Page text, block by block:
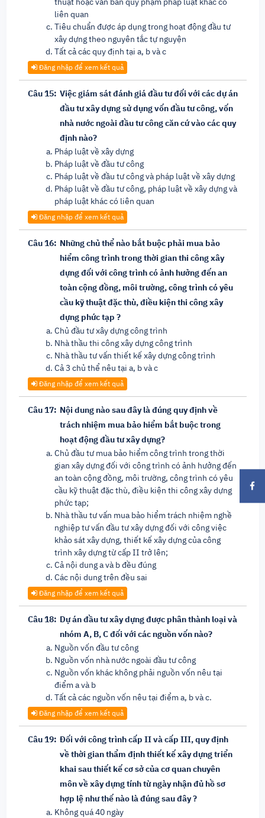
liên quan
Tiêu chuẩn được áp dụng trong hoạt động đầu tư
xây dựng theo nguyên tắc tự nguyện
Tất cả các quy định tại a, b và c
Đăng nhập để xem kết quả
Câu 15: Việc giám sát đánh giá đầu tư đối với các dự án
đầu tư xây dựng sử dụng vốn đầu tư công, vốn
nhà nước ngoài đầu tư công căn cứ vào các quy
định nào?
Pháp luật về xây dựng
Pháp luật về đầu tư công
Pháp luật về đầu tư công và pháp luật về xây dựng
Pháp luật về đầu tư công, pháp luật về xây dựng và
pháp luật khác có liên quan
Đăng nhập để xem kết quả
Câu 16: Những chủ thể nào bắt buộc phải mua bảo
hiểm công trình trong thời gian thi công xây
dựng đối với công trình có ảnh hưởng đến an
toàn cộng đồng, môi trường, công trình có yêu
cầu kỹ thuật đặc thù, điều kiện thi công xây
dựng phức tạp ?
Chủ đầu tư xây dựng công trình
Nhà thầu thi công xây dựng công trình
Nhà thầu tư vấn thiết kế xây dựng công trình
Cả 3 chủ thể nêu tại a, b và c
Đăng nhập để xem kết quả
Câu 17: Nội dung nào sau đây là đúng quy định về
trách nhiệm mua bảo hiểm bắt buộc trong
hoạt động đầu tư xây dựng?
Chủ đầu tư mua bảo hiểm công trình trong thời
gian xây dựng đối với công trình có ảnh hưởng đến
an toàn cộng đồng, môi trường, công trình có yêu
cầu kỹ thuật đặc thù, điều kiện thi công xây dựng
phức tạp;
Nhà thầu tư vấn mua bảo hiểm trách nhiệm nghề
nghiệp tư vấn đầu tư xây dựng đối với công việc
khảo sát xây dựng, thiết kế xây dựng của công
trình xây dựng từ cấp II trở lên;
Cả nội dung a và b đều đúng
Các nội dung trên đều sai
Đăng nhập để xem kết quả
Câu 18: Dự án đầu tư xây dựng được phân thành loại và
nhóm A, B, C đối với các nguồn vốn nào?
Nguồn vốn đầu tư công
Nguồn vốn nhà nước ngoài đầu tư công
Nguồn vốn khác không phải nguồn vốn nêu tại
điểm a và b
Tất cả các nguồn vốn nêu tại điểm a, b và c.
Đăng nhập để xem kết quả
Câu 19: Đối với công trình cấp II và cấp III, quy định
về thời gian thẩm định thiết kế xây dựng triển
khai sau thiết kế cơ sở của cơ quan chuyên
môn về xây dựng tính từ ngày nhận đủ hồ sơ
hợp lệ như thế nào là đúng sau đây ?
Không quá 40 ngày